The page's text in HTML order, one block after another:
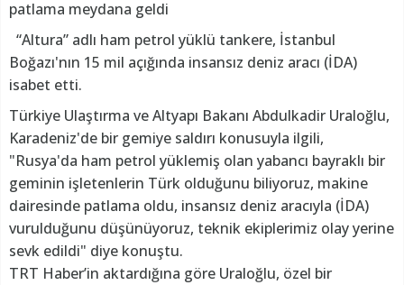
patlama meydana geldi
“Altura” adlı ham petrol yüklü tankere, İstanbul
Boğazı'nın 15 mil açığında insansız deniz aracı (İDA)
isabet etti.
Türkiye Ulaştırma ve Altyapı Bakanı Abdulkadir Uraloğlu,
Karadeniz'de bir gemiye saldırı konusuyla ilgili,
"Rusya'da ham petrol yüklemiş olan yabancı bayraklı bir
geminin işletenlerin Türk olduğunu biliyoruz, makine
dairesinde patlama oldu, insansız deniz aracıyla (İDA)
vurulduğunu düşünüyoruz, teknik ekiplerimiz olay yerine
sevk edildi" diye konuştu.
TRT Haber’in aktardığına göre Uraloğlu, özel bir